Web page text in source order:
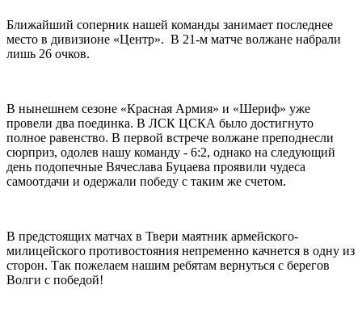
Ближайший соперник нашей команды занимает последнее
место в дивизионе «Центр». В 21-м матче волжане набрали
лишь 26 очков.
В нынешнем сезоне «Красная Армия» и «Шериф» уже
провели два поединка. В ЛСК ЦСКА было достигнуто
полное равенство. В первой встрече волжане преподнесли
сюрприз, одолев нашу команду - 6:2, однако на следующий
день подопечные Вячеслава Буцаева проявили чудеса
самоотдачи и одержали победу с таким же счетом.
В предстоящих матчах в Твери маятник армейского-
милицейского противостояния непременно качнется в одну из
сторон. Так пожелаем нашим ребятам вернуться с берегов
Волги с победой!